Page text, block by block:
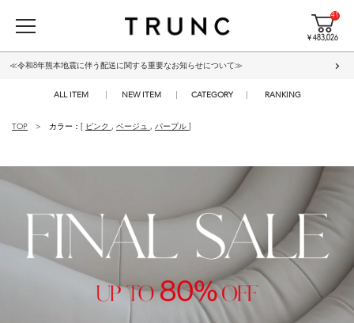
41
¥ 483,026
≪令和8年熊本地震に伴う配送に関する重要なお知らせについて≫
ALL ITEM NEW ITEM CATEGORY RANKING
TOP カラー：[ ピンク , ベージュ , パープル